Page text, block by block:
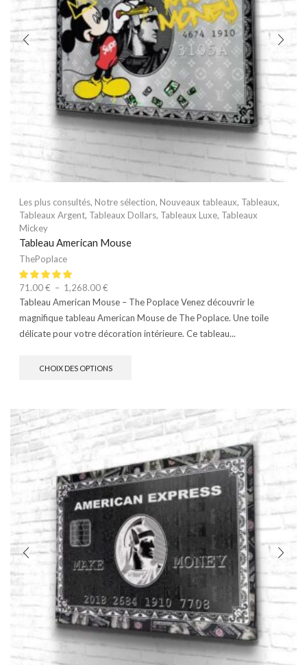
Les plus consultés, Notre sélection, Nouveaux tableaux, Tableaux,
Tableaux Argent, Tableaux Dollars, Tableaux Luxe, Tableaux
Mickey
Tableau American Mouse
ThePoplace
71.00€ – 1,268.00€
Tableau American Mouse – The Poplace Venez découvrir le
magnifique tableau American Mouse de The Poplace. Une toile
délicate pour votre décoration intérieure. Ce tableau...
CHOIX DES OPTIONS